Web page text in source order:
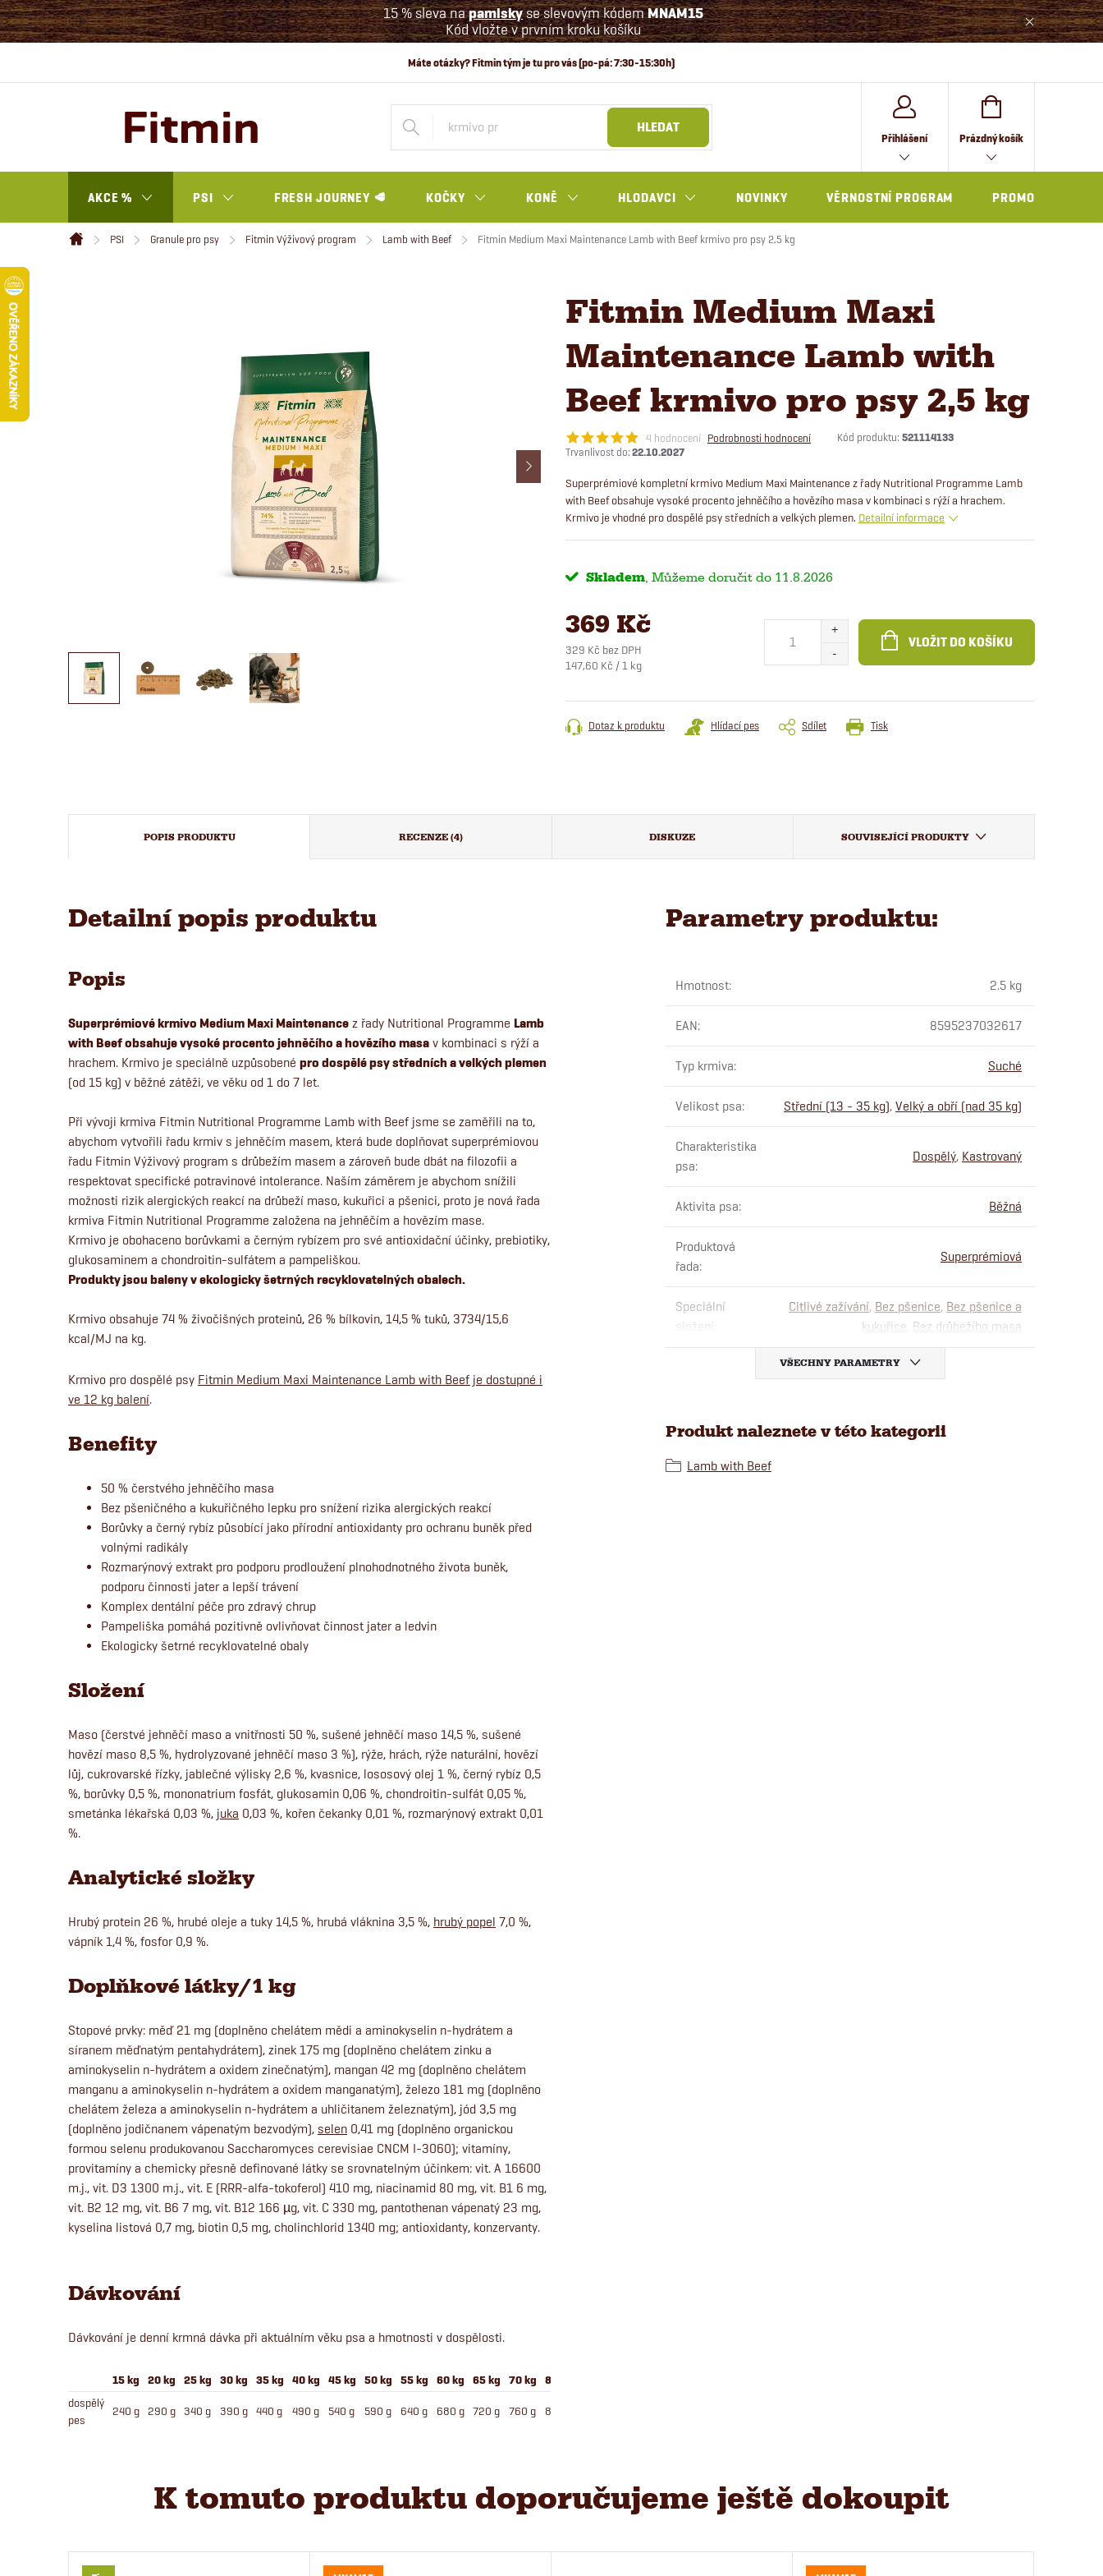
Přejít
na
obsah
15 % sleva napamlskyse slevovým kódemMNAM15
Kód vložte v prvním kroku košíku
HLEDAT
Přihlášení
NÁKUPNÍ
KOŠÍK
Prázdný košík
AKCE % PSI FRESH JOURNEY 🥩 KOČKY KONĚ HLODAVCI NOVINKY VĚRNOSTNÍ PROGRAM PROMO
Domů
PSI Granule pro psy Fitmin Výživový program Lamb with Beef Fitmin Medium Maxi Maintenance Lamb with Beef krmivo pro psy 2,5 kg
Fitmin Medium Maxi
Maintenance Lamb with
Beef krmivo pro psy 2,5 kg
4 hodnocení Podrobnosti hodnocení Kód produktu: 521114133
22.10.2027
Superprémiové kompletní krmivo Medium Maxi Maintenance z řady Nutritional Programme Lamb
with Beef obsahuje vysoké procento jehněčího a hovězího masa v kombinaci s rýží a hrachem.
Krmivo je vhodné pro dospělé psy středních a velkých plemen. Detailní informace
Skladem 11.8.2026
369 Kč
329 Kč bez DPH
Měrná
147,60 Kč / 1 kg
VLOŽIT DO KOŠÍKU
Tisk
Dotaz k produktu Hlídací pes Sdílet
POPIS PRODUKTU RECENZE (4) DISKUZE SOUVISEJÍCÍ PRODUKTY
Detailní popis produktu
Popis
Superprémiové krmivo Medium Maxi Maintenance z řady Nutritional Programme Lamb
with Beef obsahuje vysoké procento jehněčího a hovězího masa v kombinaci s rýží a
hrachem. Krmivo je speciálně uzpůsobené pro dospělé psy středních a velkých plemen
(od 15 kg) v běžné zátěži, ve věku od 1 do 7 let.
Při vývoji krmiva Fitmin Nutritional Programme Lamb with Beef jsme se zaměřili na to,
abychom vytvořili řadu krmiv s jehněčím masem, která bude doplňovat superprémiovou
řadu Fitmin Výživový program s drůbežím masem a zároveň bude dbát na filozofii a
respektovat specifické potravinové intolerance. Naším záměrem je abychom snížili
možnosti rizik alergických reakcí na drůbeží maso, kukuřici a pšenici, proto je nová řada
krmiva Fitmin Nutritional Programme založena na jehněčím a hovězím mase.
Krmivo je obohaceno borůvkami a černým rybízem pro své antioxidační účinky, prebiotiky,
glukosaminem a chondroitin-sulfátem a pampeliškou.
Produkty jsou baleny v ekologicky šetrných recyklovatelných obalech.
Krmivo obsahuje 74 % živočišných proteinů, 26 % bílkovin, 14,5 % tuků, 3734/15,6
kcal/MJ na kg.
Krmivo pro dospělé psy Fitmin Medium Maxi Maintenance Lamb with Beef je dostupné i
ve 12 kg balení.
Benefity
50 % čerstvého jehněčího masa
Bez pšeničného a kukuřičného lepku pro snížení rizika alergických reakcí
Borůvky a černý rybíz působící jako přírodní antioxidanty pro ochranu buněk před
volnými radikály
Rozmarýnový extrakt pro podporu prodloužení plnohodnotného života buněk,
podporu činnosti jater a lepší trávení
Komplex dentální péče pro zdravý chrup
Pampeliška pomáhá pozitivně ovlivňovat činnost jater a ledvin
Ekologicky šetrné recyklovatelné obaly
Složení
Maso (čerstvé jehněčí maso a vnitřnosti 50 %, sušené jehněčí maso 14,5 %, sušené
hovězí maso 8,5 %, hydrolyzované jehněčí maso 3 %), rýže, hrách, rýže naturální, hovězí
lůj, cukrovarské řízky, jablečné výlisky 2,6 %, kvasnice, lososový olej 1 %, černý rybíz 0,5
%, borůvky 0,5 %, mononatrium fosfát, glukosamin 0,06 %, chondroitin-sulfát 0,05 %,
smetánka lékařská 0,03 %, juka 0,03 %, kořen čekanky 0,01 %, rozmarýnový extrakt 0,01
%.
Analytické složky
Hrubý protein 26 %, hrubé oleje a tuky 14,5 %, hrubá vláknina 3,5 %, hrubý popel 7,0 %,
vápník 1,4 %, fosfor 0,9 %.
Doplňkové látky/1 kg
Stopové prvky: měď 21 mg (doplněno chelátem mědi a aminokyselin n-hydrátem a
síranem měďnatým pentahydrátem), zinek 175 mg (doplněno chelátem zinku a
aminokyselin n-hydrátem a oxidem zinečnatým), mangan 42 mg (doplněno chelátem
manganu a aminokyselin n-hydrátem a oxidem manganatým), železo 181 mg (doplněno
chelátem železa a aminokyselin n-hydrátem a uhličitanem železnatým), jód 3,5 mg
(doplněno jodičnanem vápenatým bezvodým), selen 0,41 mg (doplněno organickou
formou selenu produkovanou Saccharomyces cerevisiae CNCM I-3060); vitamíny,
provitamíny a chemicky přesně definované látky se srovnatelným účinkem: vit. A 16600
m.j., vit. D3 1300 m.j., vit. E (RRR-alfa-tokoferol) 410 mg, niacinamid 80 mg, vit. B1 6 mg,
vit. B2 12 mg, vit. B6 7 mg, vit. B12 166 µg, vit. C 330 mg, pantothenan vápenatý 23 mg,
kyselina listová 0,7 mg, biotin 0,5 mg, cholinchlorid 1340 mg; antioxidanty, konzervanty.
Dávkování
Dávkování je denní krmná dávka při aktuálním věku psa a hmotnosti v dospělosti.
15 kg 20 kg 25 kg 30 kg 35 kg 40 kg 45 kg 50 kg 55 kg 60 kg 65 kg 70 kg 80 kg
dospělý
pes
240 g 290 g 340 g 390 g 440 g 490 g 540 g 590 g 640 g 680 g 720 g 760 g 800 g
Parametry produktu:
Hmotnost: 2.5 kg
EAN: 8595237032617
Typ krmiva: Suché
Velikost psa: Střední (13 - 35 kg), Velký a obří (nad 35 kg)
Charakteristika
psa:
Dospělý, Kastrovaný
Aktivita psa: Běžná
Produktová
řada:
Superprémiová
Speciální
složení
Citlivé zažívání, Bez pšenice, Bez pšenice a
kukuřice Bez drůbežího masa
VŠECHNY PARAMETRY
Produkt naleznete v této kategorii
Lamb with Beef
K tomuto produktu doporučujeme ještě dokoupit